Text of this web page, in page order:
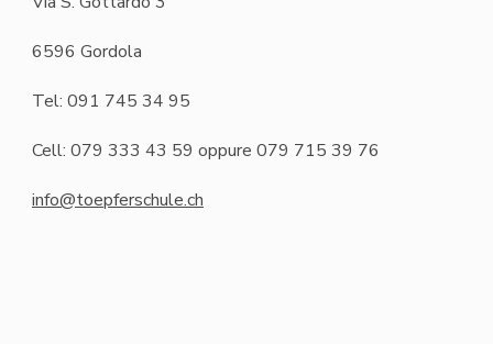
6596 Gordola
Tel: 091 745 34 95
Cell: 079 333 43 59 oppure 079 715 39 76
info@toepferschule.ch